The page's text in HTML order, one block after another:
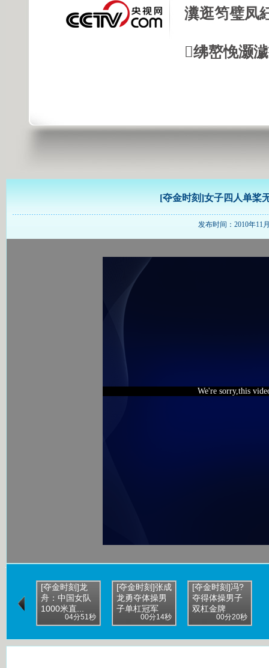
瀵逛笉璧凤
绋嶅悗灏
[夺金时刻]女子四人单桨
发布时间：2010年11
We're sorry,this
[夺金时刻]龙
舟：中国女队
1000米直...
04分51秒
[夺金时刻]张成
龙勇夺体操男
子单杠冠军
00分14秒
[夺金时刻]冯?
夺得体操男子
双杠金牌
00分20秒